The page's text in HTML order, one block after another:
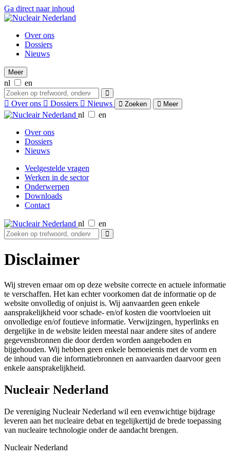
Ga direct naar inhoud
Over ons
Dossiers
Nieuws
Meer
nl en
Over ons Dossiers Nieuws Zoeken Meer
nl
en
Over ons
Dossiers
Nieuws
Veelgestelde vragen
Werken in de sector
Onderwerpen
Downloads
Contact
nl en
Disclaimer
Wij streven ernaar om op deze website correcte en actuele informatie
te verschaffen. Het kan echter voorkomen dat de informatie op de
website onvolledig of onjuist is. Wij aanvaarden geen enkele
aansprakelijkheid voor schade- en/of kosten die voortvloeien uit
onvolledige en/of foutieve informatie. Verwijzingen, hyperlinks en
dergelijke in de website leiden meestal naar andere sites of andere
gegevensbronnen die door derden worden aangeboden en
bijgehouden. Wij hebben geen enkele bemoeienis met de vorm en
de inhoud van die informatiebronnen en aanvaarden daarvoor geen
enkele aansprakelijkheid.
Nucleair Nederland
De vereniging Nucleair Nederland wil een evenwichtige bijdrage
leveren aan het nucleaire debat en tegelijkertijd de brede toepassing
van nucleaire technologie onder de aandacht brengen.
Nucleair Nederland